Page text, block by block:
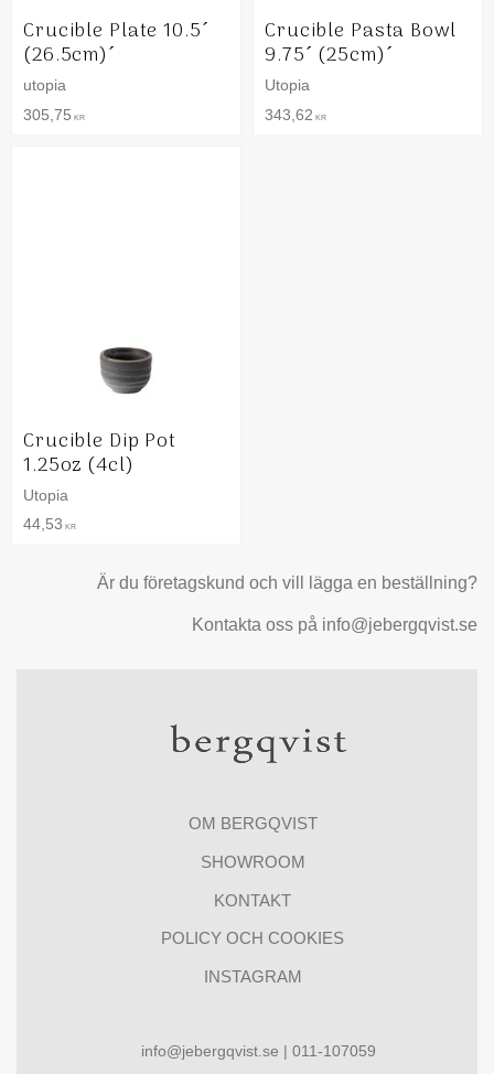
Crucible Plate 10.5´
(26.5cm)´
utopia
305,75 KR
Crucible Pasta Bowl
9.75´ (25cm)´
Utopia
343,62 KR
Crucible Dip Pot
1.25oz (4cl)
Utopia
44,53 KR
Är du företagskund och vill lägga en beställning?
Kontakta oss på info@jebergqvist.se
OM BERGQVIST
SHOWROOM
KONTAKT
POLICY OCH COOKIES
INSTAGRAM
info@jebergqvist.se | 011-107059